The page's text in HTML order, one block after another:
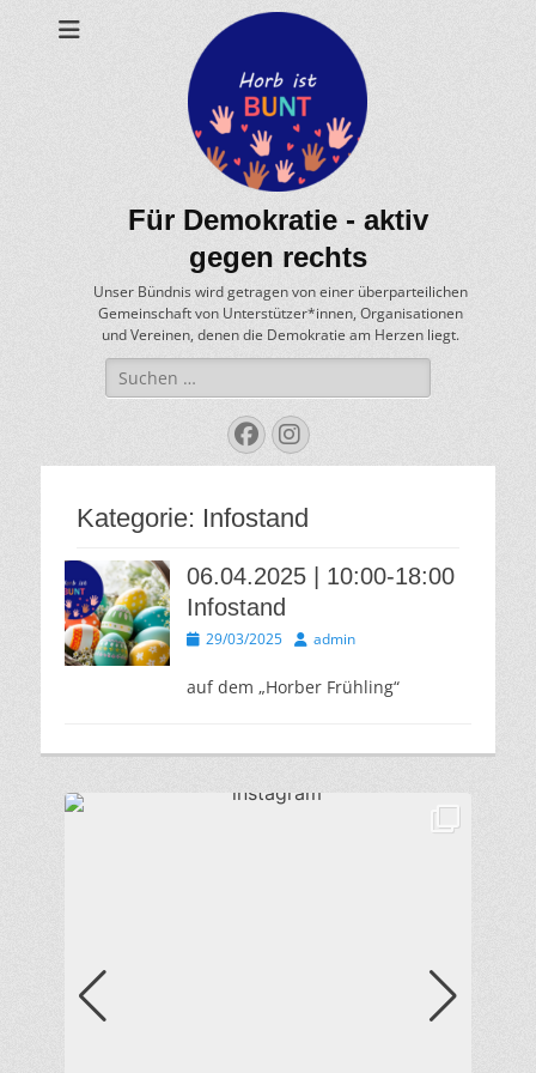
Für Demokratie - aktiv
gegen rechts
Unser Bündnis wird getragen von einer überparteilichen
Gemeinschaft von Unterstützer*innen, Organisationen
und Vereinen, denen die Demokratie am Herzen liegt.
Suche
nach:
Facebook
Instagram
Kategorie: Infostand
06.04.2025 | 10:00-18:00
Infostand
Veröffentlicht
29/03/2025 Autoradmin
auf dem „Horber Frühling“